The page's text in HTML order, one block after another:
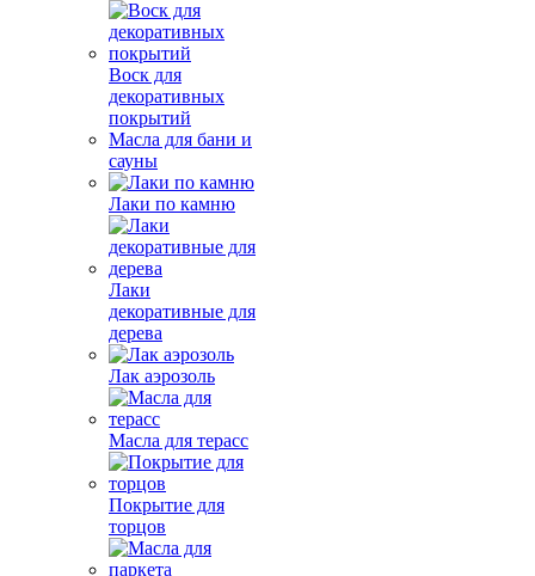
Воск для
декоративных
покрытий
Масла для бани и
сауны
Лаки по камню
Лаки
декоративные для
дерева
Лак аэрозоль
Масла для терасс
Покрытие для
торцов